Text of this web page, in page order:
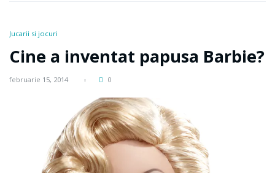
Jucarii si jocuri
Cine a inventat papusa Barbie?
februarie 15, 2014 0